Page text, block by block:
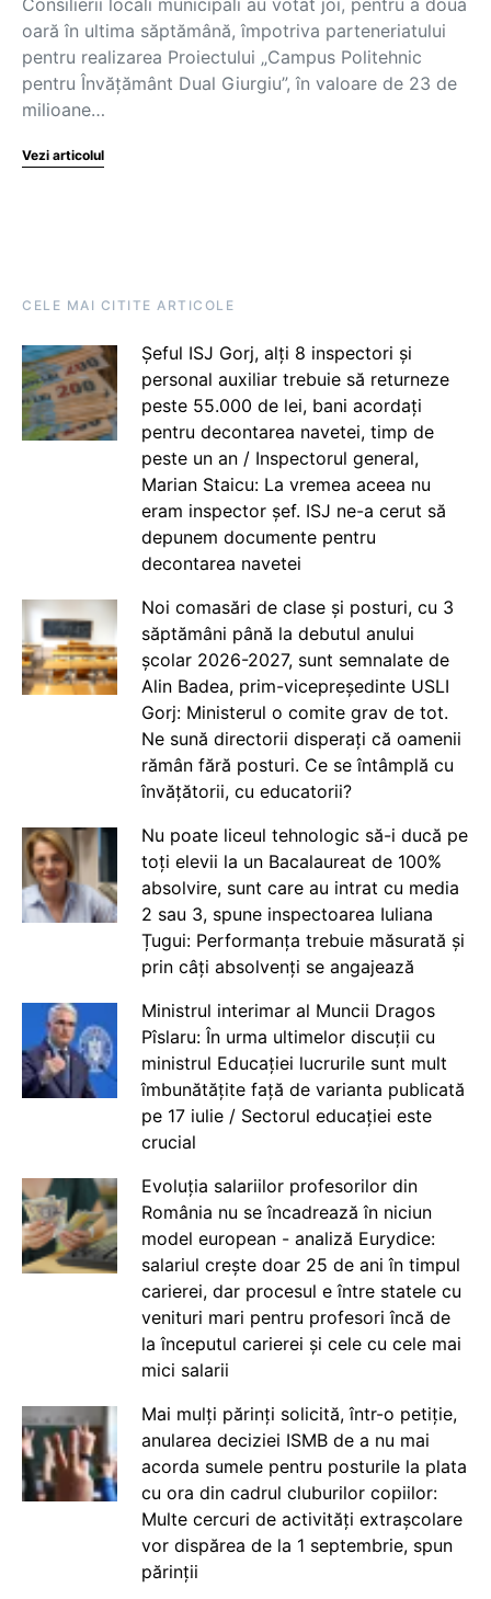
Consilierii locali municipali au votat joi, pentru a doua
oară în ultima săptămână, împotriva parteneriatului
pentru realizarea Proiectului „Campus Politehnic
pentru Învăţământ Dual Giurgiu”, în valoare de 23 de
milioane…
Vezi articolul
CELE MAI CITITE ARTICOLE
Șeful ISJ Gorj, alți 8 inspectori și
personal auxiliar trebuie să returneze
peste 55.000 de lei, bani acordați
pentru decontarea navetei, timp de
peste un an / Inspectorul general,
Marian Staicu: La vremea aceea nu
eram inspector șef. ISJ ne-a cerut să
depunem documente pentru
decontarea navetei
Noi comasări de clase și posturi, cu 3
săptămâni până la debutul anului
școlar 2026-2027, sunt semnalate de
Alin Badea, prim-vicepreședinte USLI
Gorj: Ministerul o comite grav de tot.
Ne sună directorii disperați că oamenii
rămân fără posturi. Ce se întâmplă cu
învățătorii, cu educatorii?
Nu poate liceul tehnologic să-i ducă pe
toți elevii la un Bacalaureat de 100%
absolvire, sunt care au intrat cu media
2 sau 3, spune inspectoarea Iuliana
Țugui: Performanța trebuie măsurată și
prin câți absolvenți se angajează
Ministrul interimar al Muncii Dragos
Pîslaru: În urma ultimelor discuții cu
ministrul Educației lucrurile sunt mult
îmbunătățite față de varianta publicată
pe 17 iulie / Sectorul educației este
crucial
Evoluția salariilor profesorilor din
România nu se încadrează în niciun
model european - analiză Eurydice:
salariul crește doar 25 de ani în timpul
carierei, dar procesul e între statele cu
venituri mari pentru profesori încă de
la începutul carierei și cele cu cele mai
mici salarii
Mai mulți părinți solicită, într-o petiție,
anularea deciziei ISMB de a nu mai
acorda sumele pentru posturile la plata
cu ora din cadrul cluburilor copiilor:
Multe cercuri de activități extrașcolare
vor dispărea de la 1 septembrie, spun
părinții